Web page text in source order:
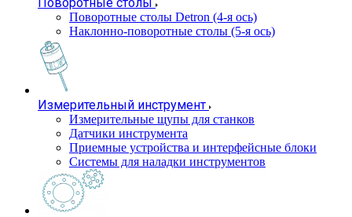
Поворотные столы Detron (4-я ось)
Наклонно-поворотные столы (5-я ось)
Измерительный инструмент
Измерительные щупы для станков
Датчики инструмента
Приемные устройства и интерфейсные блоки
Системы для наладки инструментов